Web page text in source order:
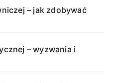
– jak zdobywać
– wyzwania i